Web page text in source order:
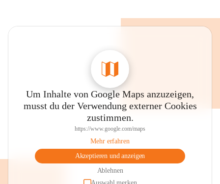
Um Inhalte von Google Maps anzuzeigen,
musst du der Verwendung externer Cookies
zustimmen.
https://www.google.com/maps
Mehr erfahren
Akzeptieren und anzeigen
Ablehnen